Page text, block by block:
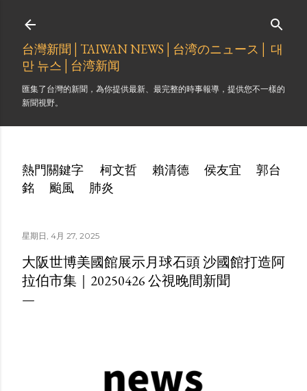
台灣新聞│TAIWAN NEWS│台湾のニュース│ 대
만 뉴스│台湾新闻
匯集了台灣的新聞，為你提供最新、最完整的時事報導，提供您不一樣的
新聞視野。
熱門關鍵字 柯文哲 賴清德 侯友宜
郭台
銘
颱風 肺炎
星期日, 4月 27, 2025
大阪世博美國館展示月球石頭 沙國館打造阿
拉伯市集｜20250426 公視晚間新聞